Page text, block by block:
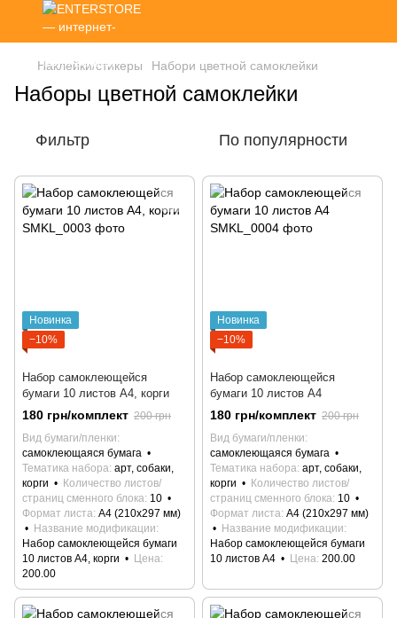
Наклейки/стикеры Набори цветной самоклейки
Наборы цветной самоклейки
Фильтр По популярности
Новинка
−10%
Набор самоклеющейся
бумаги 10 листов А4, корги
180 грн/комплект 200 грн
Вид бумаги/пленки
самоклеющаяся бумага
Тематика набора арт, собаки,
корги
Количество листов/
страниц сменного блока 10
Формат листа А4 (210х297 мм)
Название модификации
Набор самоклеющейся бумаги
10 листов А4, корги
Цена
200.00
Новинка
−10%
Набор самоклеющейся
бумаги 10 листов А4
180 грн/комплект 200 грн
Вид бумаги/пленки
самоклеющаяся бумага
Тематика набора арт, собаки,
корги
Количество листов/
страниц сменного блока 10
Формат листа А4 (210х297 мм)
Название модификации
Набор самоклеющейся бумаги
10 листов А4
Цена 200.00